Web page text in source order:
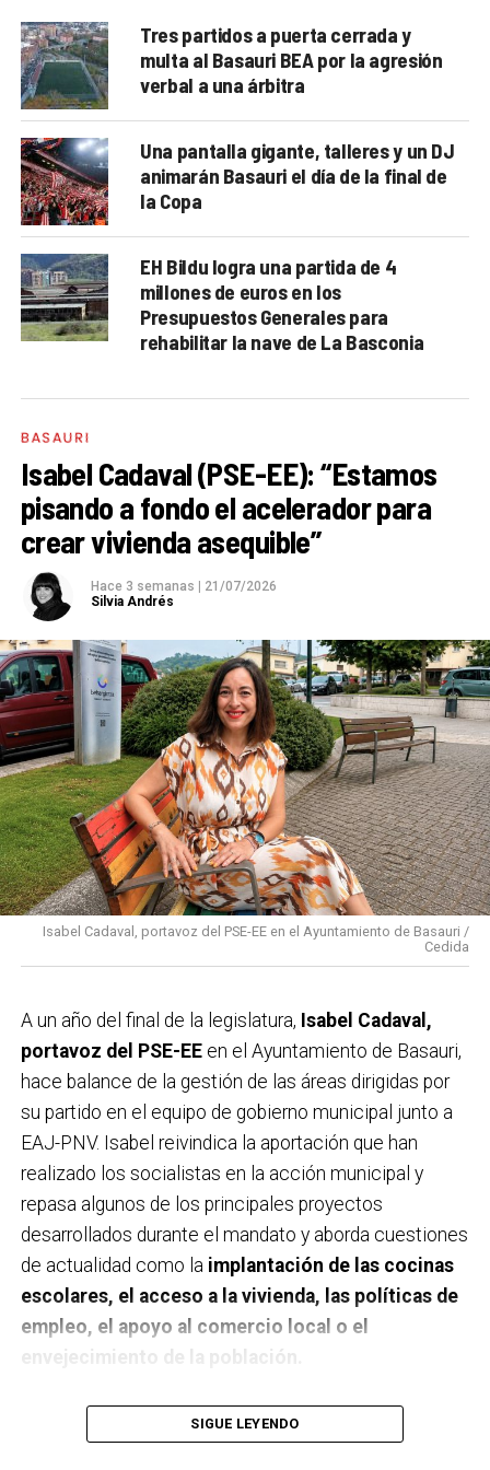
Tres partidos a puerta cerrada y
multa al Basauri BEA por la agresión
verbal a una árbitra
Una pantalla gigante, talleres y un DJ
animarán Basauri el día de la final de
la Copa
EH Bildu logra una partida de 4
millones de euros en los
Presupuestos Generales para
rehabilitar la nave de La Basconia
BASAURI
Isabel Cadaval (PSE-EE): “Estamos
pisando a fondo el acelerador para
crear vivienda asequible”
Hace 3 semanas | 21/07/2026
Silvia Andrés
Isabel Cadaval, portavoz del PSE-EE en el Ayuntamiento de Basauri /
Cedida
A un año del final de la legislatura, Isabel Cadaval,
portavoz del PSE-EEen el Ayuntamiento de Basauri,
hace balance de la gestión de las áreas dirigidas por
su partido en el equipo de gobierno municipal junto a
EAJ-PNV. Isabel reivindica la aportación que han
realizado los socialistas en la acción municipal y
repasa algunos de los principales proyectos
desarrollados durante el mandato y aborda cuestiones
de actualidad como la implantación de las cocinas
escolares, el acceso a la vivienda, las políticas de
empleo, el apoyo al comercio local o el
envejecimiento de la población.
A un año de acabar la legislatura, ¿qué balance
haces de la gestión del PSE en tus áreas dentro
SIGUE LEYENDO